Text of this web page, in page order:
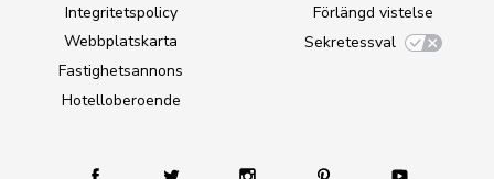
Integritetspolicy
Webbplatskarta
Fastighetsannons
Hotelloberoende
Förlängd vistelse
Sekretessval